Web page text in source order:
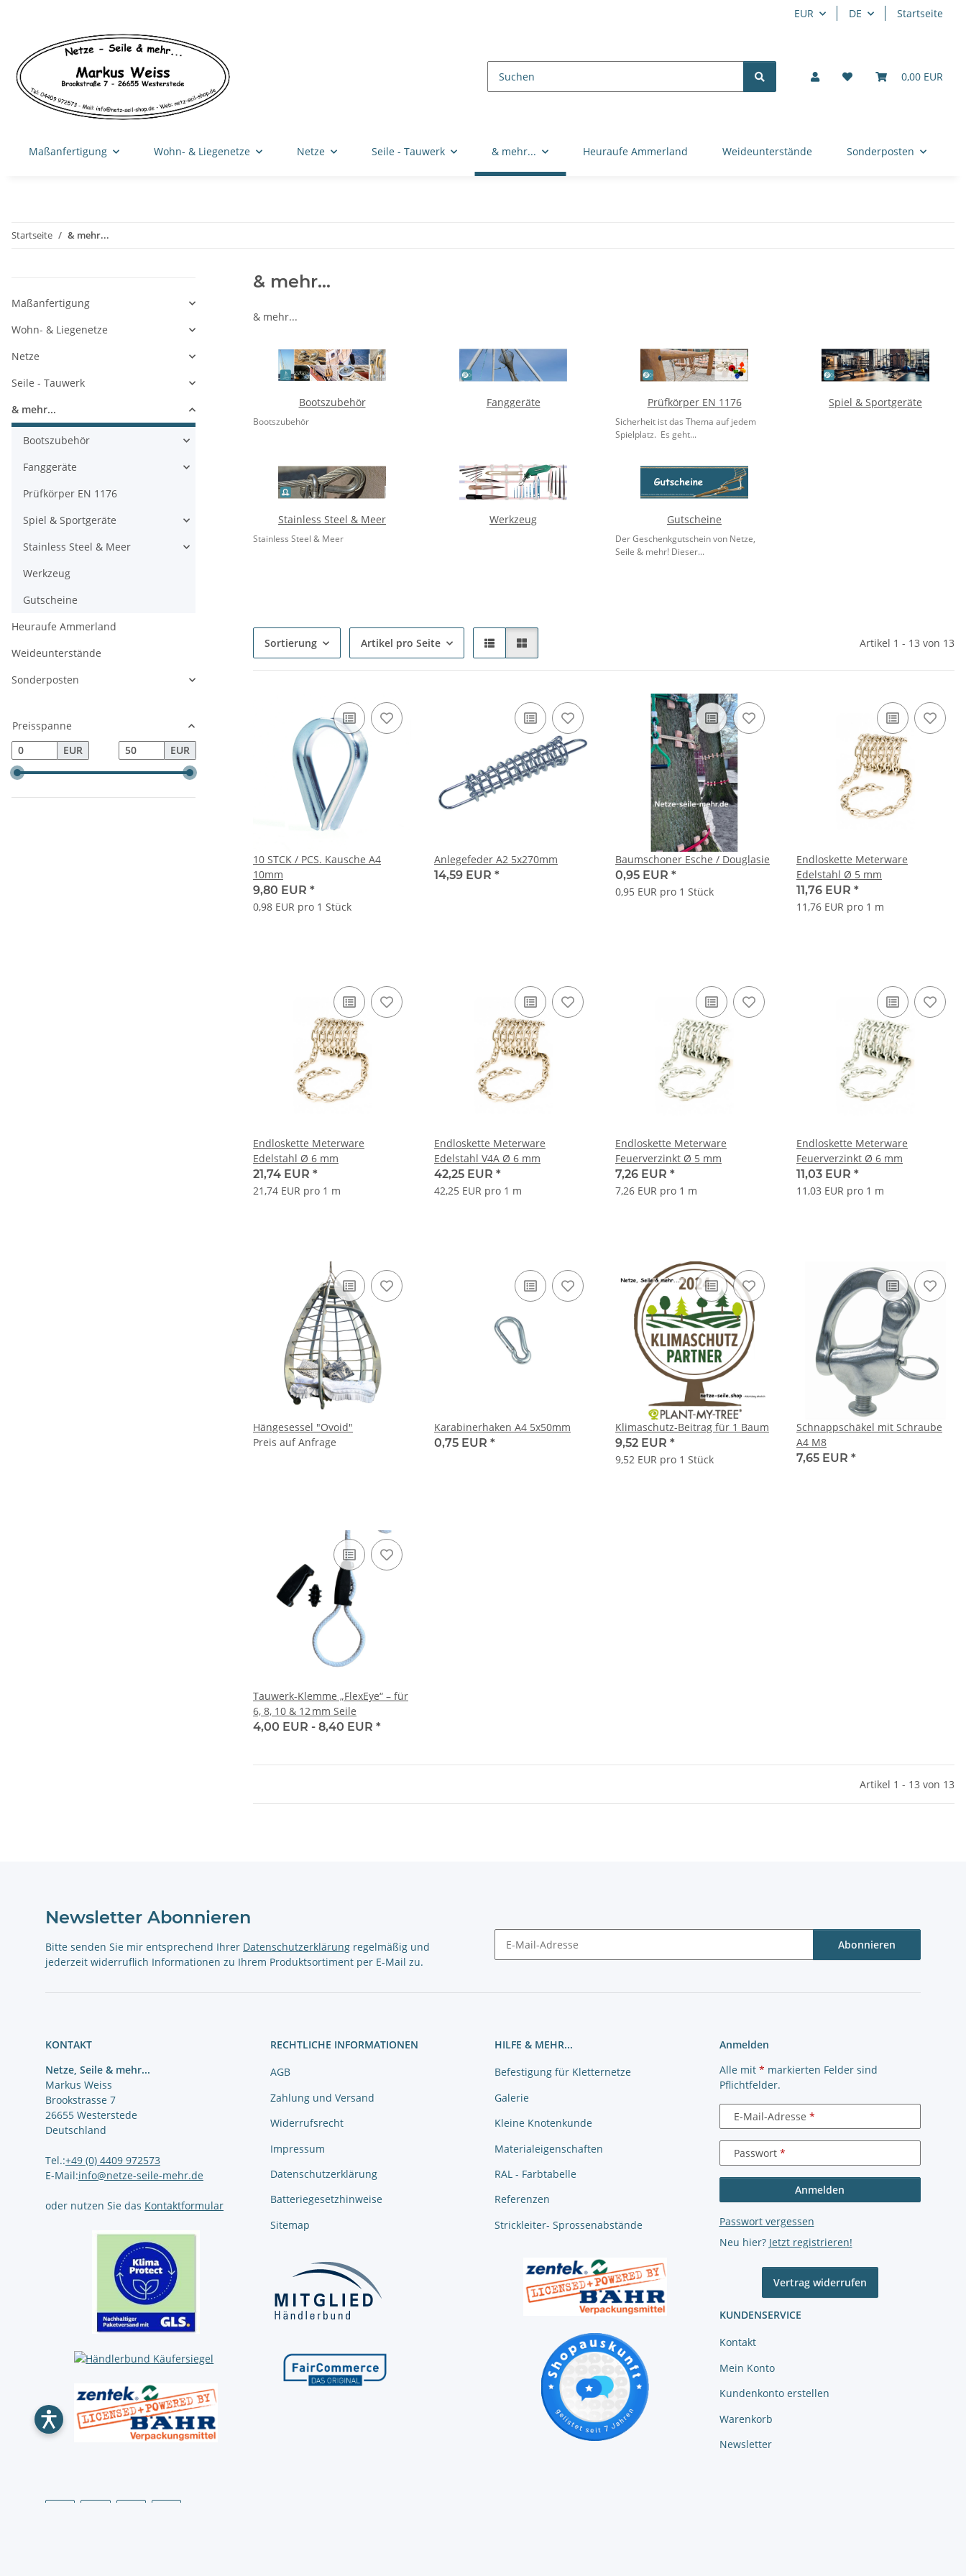
EUR DE Startseite
0,00 EUR
Maßanfertigung Wohn- & Liegenetze Netze Seile - Tauwerk & mehr... Heuraufe Ammerland Weideunterstände Sonderposten
Startseite & mehr...
& mehr...
& mehr...
Bootszubehör
Bootszubehör
Fanggeräte Prüfkörper EN 1176
Sicherheit ist das Thema auf jedem
Spielplatz. Es geht...
Spiel & Sportgeräte
Stainless Steel & Meer
Stainless Steel & Meer
Werkzeug Gutscheine
Der Geschenkgutschein von Netze,
Seile & mehr! Dieser...
Sortierung Artikel pro Seite Artikel 1 - 13 von 13
10 STCK / PCS. Kausche A4
10mm
9,80 EUR *
0,98 EUR pro 1 Stück
Anlegefeder A2 5x270mm
14,59 EUR *
Baumschoner Esche / Douglasie
0,95 EUR *
0,95 EUR pro 1 Stück
Endloskette Meterware
Edelstahl Ø 5 mm
11,76 EUR *
11,76 EUR pro 1 m
Endloskette Meterware
Edelstahl Ø 6 mm
21,74 EUR *
21,74 EUR pro 1 m
Endloskette Meterware
Edelstahl V4A Ø 6 mm
42,25 EUR *
42,25 EUR pro 1 m
Endloskette Meterware
Feuerverzinkt Ø 5 mm
7,26 EUR *
7,26 EUR pro 1 m
Endloskette Meterware
Feuerverzinkt Ø 6 mm
11,03 EUR *
11,03 EUR pro 1 m
Hängesessel "Ovoid"
Preis auf Anfrage
Karabinerhaken A4 5x50mm
0,75 EUR *
Klimaschutz-Beitrag für 1 Baum
9,52 EUR *
9,52 EUR pro 1 Stück
Schnappschäkel mit Schraube
A4 M8
7,65 EUR *
Tauwerk-Klemme „FlexEye“ – für
6, 8, 10 & 12 mm Seile
4,00 EUR - 8,40 EUR *
Artikel 1 - 13 von 13
Maßanfertigung
Wohn- & Liegenetze
Netze
Seile - Tauwerk
& mehr...
Bootszubehör
Fanggeräte
Prüfkörper EN 1176
Spiel & Sportgeräte
Stainless Steel & Meer
Werkzeug
Gutscheine
Heuraufe Ammerland
Weideunterstände
Sonderposten
Preisspanne
EUR
EUR
Newsletter Abonnieren
Bitte senden Sie mir entsprechend Ihrer Datenschutzerklärung regelmäßig und
jederzeit widerruflich Informationen zu Ihrem Produktsortiment per E-Mail zu.
Abonnieren
KONTAKT
Netze, Seile & mehr...
Markus Weiss
Brookstrasse 7
26655 Westerstede
Deutschland
Tel.:+49 (0) 4409 972573
E-Mail:info@netze-seile-mehr.de
oder nutzen Sie das Kontaktformular
RECHTLICHE INFORMATIONEN
AGB
Zahlung und Versand
Widerrufsrecht
Impressum
Datenschutzerklärung
Batteriegesetzhinweise
Sitemap
HILFE & MEHR...
Befestigung für Kletternetze
Galerie
Kleine Knotenkunde
Materialeigenschaften
RAL - Farbtabelle
Referenzen
Strickleiter- Sprossenabstände
Anmelden
Alle mit * markierten Felder sind
Pflichtfelder.
E-Mail-Adresse
Passwort
Anmelden
Passwort vergessen
Neu hier? Jetzt registrieren!
Vertrag widerrufen
KUNDENSERVICE
Kontakt
Mein Konto
Kundenkonto erstellen
Warenkorb
Newsletter